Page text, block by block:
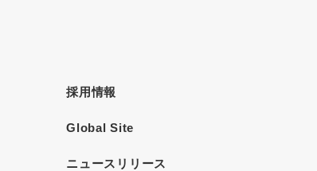
採用情報
Global Site
ニュースリリース